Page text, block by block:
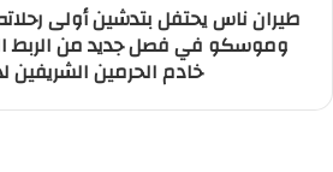
طيران ناس يحتفل بتدشين أولى
وموسكو في فصل جديد من الربط
خادم الحرمين الشريفين